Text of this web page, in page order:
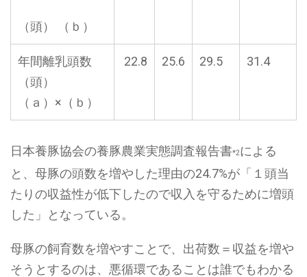
（頭） （ｂ）
年間離乳頭数
（頭）
（ａ）×（ｂ）
22.8 25.6 29.5 31.4
日本養豚協会の養豚農業実態調査報告書*2による
と、母豚の頭数を増やした理由の24.7%が「１頭当
たりの収益性が低下したので収入を守るために増頭
した」となっている。
母豚の飼育数を増やすことで、出荷数＝収益を増や
そうとするのは、悪循環であることは誰でもわかる